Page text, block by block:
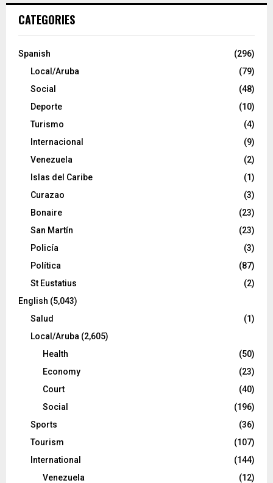
CATEGORIES
Spanish
(296)
Local/Aruba
(79)
Social
(48)
Deporte
(10)
Turismo
(4)
Internacional
(9)
Venezuela
(2)
Islas del Caribe
(1)
Curazao
(3)
Bonaire
(23)
San Martín
(23)
Policía
(3)
Política
(87)
St Eustatius
(2)
English (5,043)
Salud
(1)
Local/Aruba (2,605)
Health
(50)
Economy
(23)
Court
(40)
Social
(196)
Sports
(36)
Tourism
(107)
International
(144)
Venezuela
(12)